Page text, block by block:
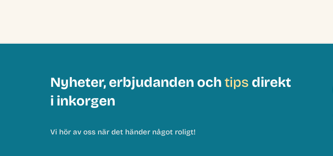
Nyheter, erbjudanden och tips direkt
i inkorgen
Vi hör av oss när det händer något roligt!